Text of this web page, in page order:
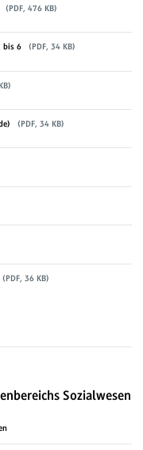
(PDF, 476 KB)
bis 6 (PDF, 34 KB)
(PDF, 34 KB)
(PDF, 36 KB)
Sozialwesen